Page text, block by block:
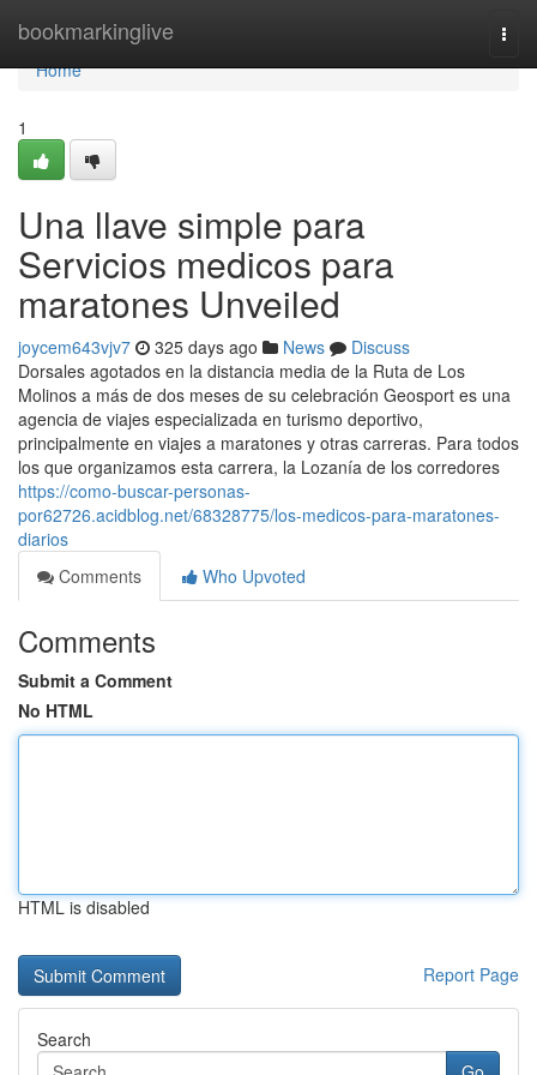
bookmarkinglive
Home
Home
1
Una llave simple para
Servicios medicos para
maratones Unveiled
joycem643vjv7 325 days ago News
Discuss
Dorsales agotados en la distancia media de la Ruta de Los
Molinos a más de dos meses de su celebración Geosport es una
agencia de viajes especializada en turismo deportivo,
principalmente en viajes a maratones y otras carreras. Para todos
los que organizamos esta carrera, la Lozanía de los corredores
https://como-buscar-personas-
por62726.acidblog.net/68328775/los-medicos-para-maratones-
diarios
Comments
Who Upvoted
Comments
Submit a Comment
No HTML
HTML is disabled
Report Page
Search